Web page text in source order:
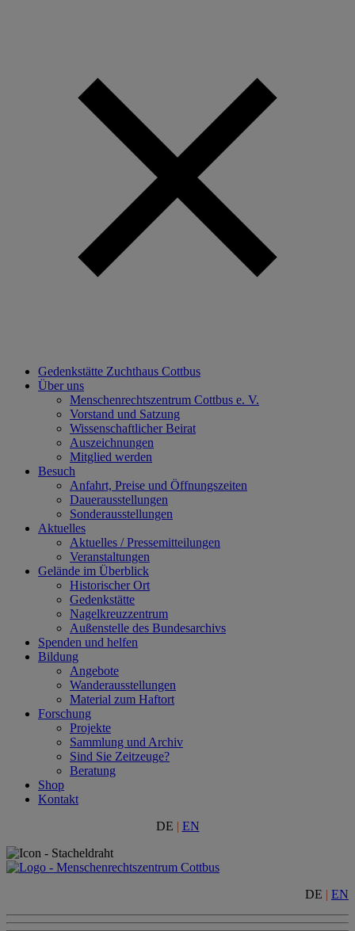
Gedenkstätte Zuchthaus Cottbus
Über uns
Menschenrechtszentrum Cottbus e. V.
Vorstand und Satzung
Wissenschaftlicher Beirat
Auszeichnungen
Mitglied werden
Besuch
Anfahrt, Preise und Öffnungszeiten
Dauerausstellungen
Sonderausstellungen
Aktuelles
Aktuelles / Pressemitteilungen
Veranstaltungen
Gelände im Überblick
Historischer Ort
Gedenkstätte
Nagelkreuzzentrum
Außenstelle des Bundesarchivs
Spenden und helfen
Bildung
Angebote
Wanderausstellungen
Material zum Haftort
Forschung
Projekte
Sammlung und Archiv
Sind Sie Zeitzeuge?
Beratung
Shop
Kontakt
DE | EN
DE | EN